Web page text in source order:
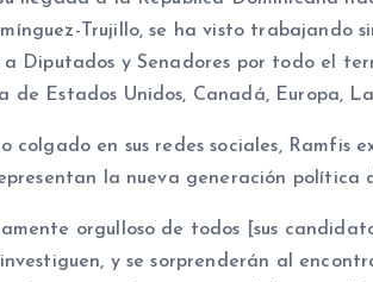
Trujillo, se ha visto trabajando
a Diputados y Senadores por todo el
de Estados Unidos, Canadá, Europa,
colgado en sus redes sociales, Ramfis
la nueva generación política
orgulloso de todos [sus
y se sorprenderán al